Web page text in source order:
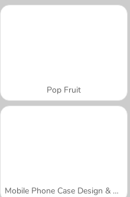
Pop Fruit
Mobile Phone Case Design & DIY